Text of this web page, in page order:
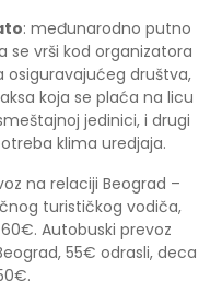
: međunarodno putno
se vrši kod organizatora
osiguravajućeg društva,
koja se plaća na licu
jedinici, i drugi
klima uredjaja.
na relaciji Beograd –
turističkog vodiča,
Autobuski prevoz
55€ odrasli, deca